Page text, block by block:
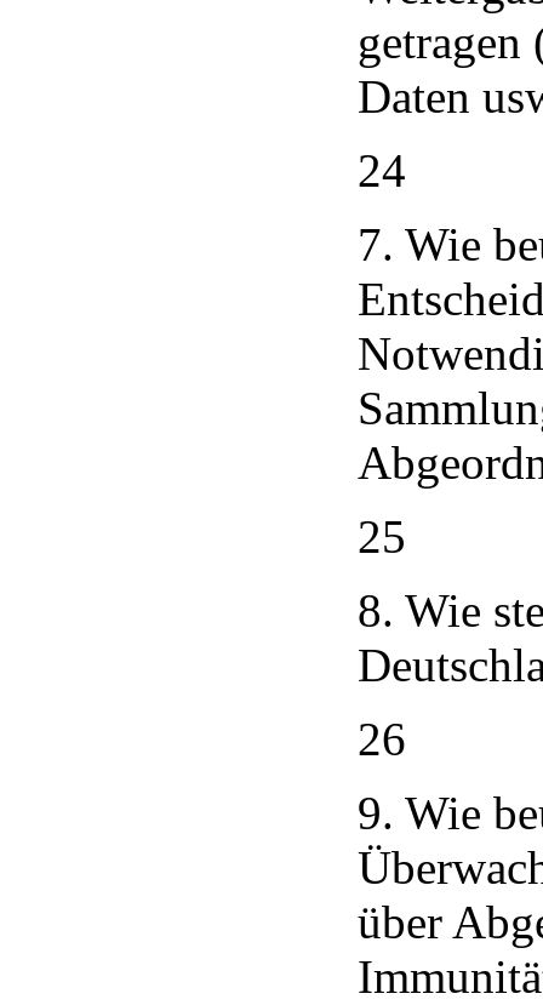
Daten
24
7. Wie
25
8. Wie
26
9. Wie
über